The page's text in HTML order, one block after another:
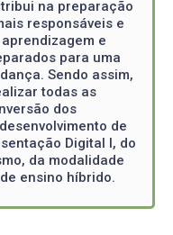
na preparação
responsáveis e
e
para uma
Sendo assim,
todas as
dos
de
Digital I, do
da modalidade
ensino híbrido.